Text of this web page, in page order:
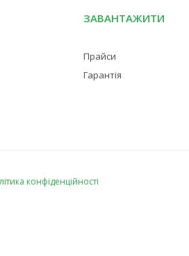
ЗАВАНТАЖИТИ
Прайси
Гарантія
конфіденційності